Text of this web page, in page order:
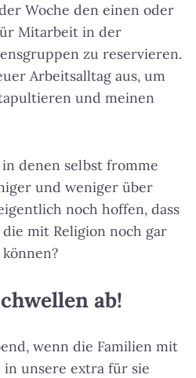
Woche den einen oder
Mitarbeit in der
zu reservieren.
Arbeitsalltag aus, um
und meinen
denen selbst fromme
und weniger über
noch hoffen, dass
mit Religion noch gar
ab!
wenn die Familien mit
unsere extra für sie